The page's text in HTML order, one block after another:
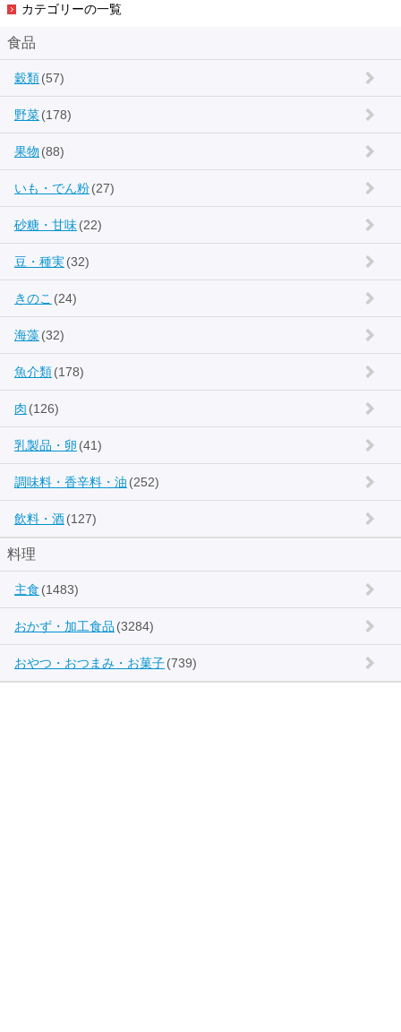
カテゴリーの一覧
食品
穀類(57)
野菜(178)
果物 (88)
いも・でん粉(27)
砂糖・甘味(22)
豆・種実(32)
きのこ (24)
海藻(32)
魚介類(178)
肉 (126)
乳製品・卵 (41)
調味料・香辛料・油 (252)
飲料・酒(127)
料理
主食 (1483)
おかず・加工食品 (3284)
おやつ・おつまみ・お菓子(739)